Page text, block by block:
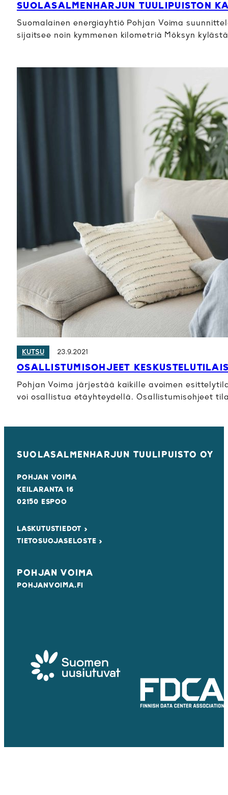
SUOLASALMENHARJUN TUULIPUISTON
Suomalainen energiayhtiö Pohjan Voima
sijaitsee noin kymmenen kilometriä Möksyn
KUTSU 23.9.2021
OSALLISTUMISOHJEET
Pohjan Voima järjestää kaikille avoimen
voi osallistua etäyhteydellä. Osallistumisohjeet
SUOLASALMENHARJUN TUULIPUISTO OY
POHJAN VOIMA
KEILARANTA 16
02150 ESPOO
LASKUTUSTIEDOT ›
TIETOSUOJASELOSTE ›
POHJAN VOIMA
POHJANVOIMA.FI